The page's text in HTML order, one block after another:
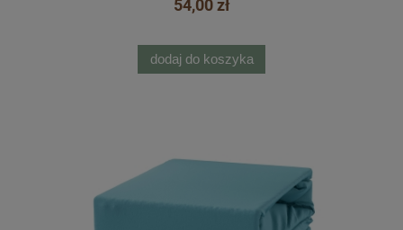
54,00 zł
dodaj do koszyka